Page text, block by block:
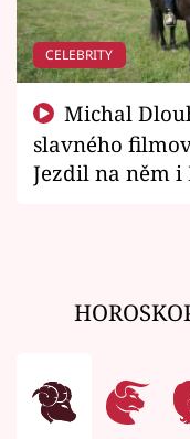
CELEBRITY
slavného
Jezdil na něm